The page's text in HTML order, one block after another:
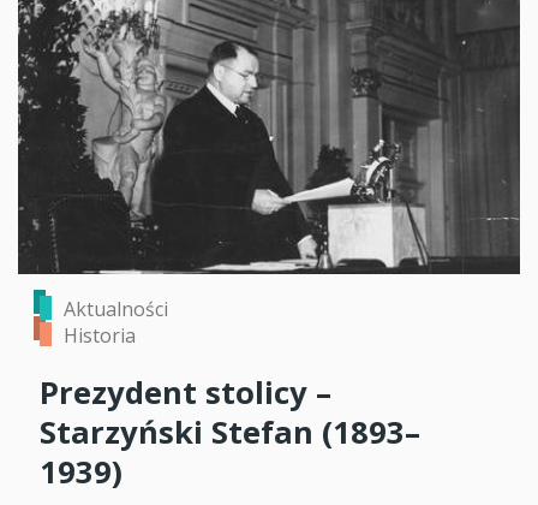
Aktualności
Historia
Prezydent stolicy –
Starzyński Stefan (1893–
1939)